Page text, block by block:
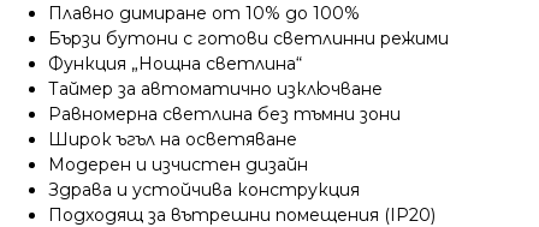
Плавно димиране от 10% до 100%
Бързи бутони с готови светлинни режими
Функция „Нощна светлина“
Таймер за автоматично изключване
Равномерна светлина без тъмни зони
Широк ъгъл на осветяване
Модерен и изчистен дизайн
Здрава и устойчива конструкция
Подходящ за вътрешни помещения (IP20)